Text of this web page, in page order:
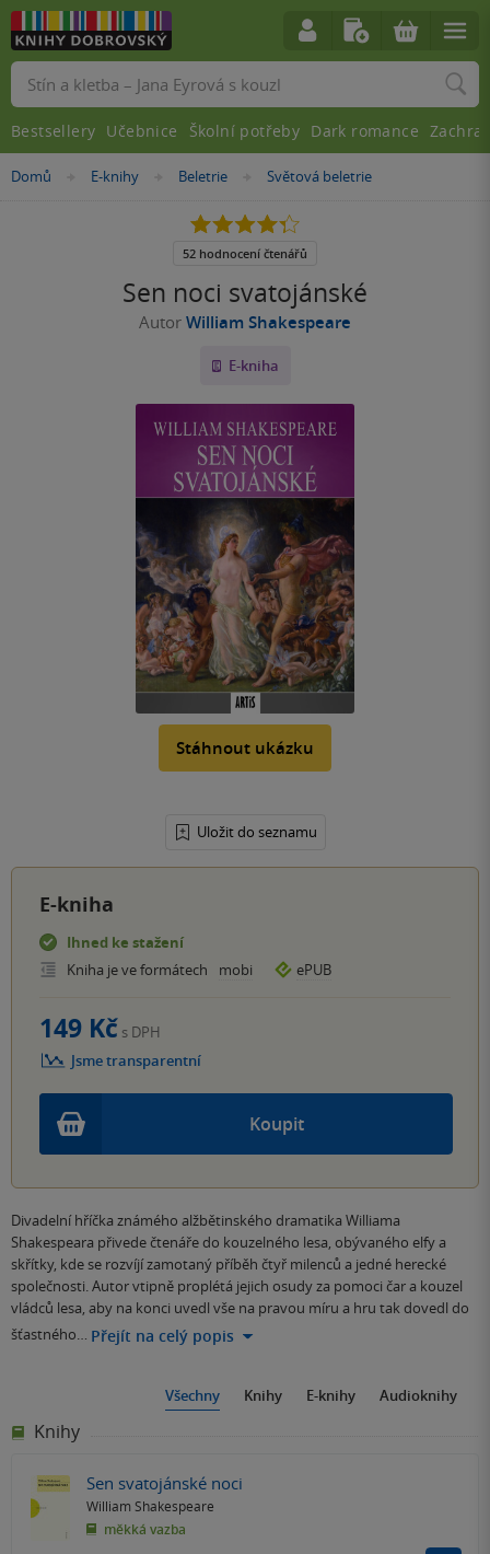
Nacházíte
Domů »
E-knihy »
Beletrie »
Světová beletrie
Sen noci svatojánské
Autor William Shakespeare
E-kniha
Stáhnout ukázku
Uložit do seznamu
4.3
5
52 hodnocení čtenářů
E-kniha
Ihned ke stažení
Kniha je ve formátech
mobi ePUB
Koupit
149 Kč s DPH
Jsme transparentní
Divadelní hříčka známého alžbětinského dramatika Williama
Shakespeara přivede čtenáře do kouzelného lesa, obývaného elfy a
skřítky, kde se rozvíjí zamotaný příběh čtyř milenců a jedné herecké
společnosti. Autor vtipně proplétá jejich osudy za pomoci čar a kouzel
vládců lesa, aby na konci uvedl vše na pravou míru a hru tak dovedl do
šťastného… Přejít na celý popis
Všechny Knihy E-knihy Audioknihy
Knihy
Sen svatojánské noci
William Shakespeare
měkká vazba
Vyhledávání
Bestsellery Učebnice Školní potřeby Dark romance